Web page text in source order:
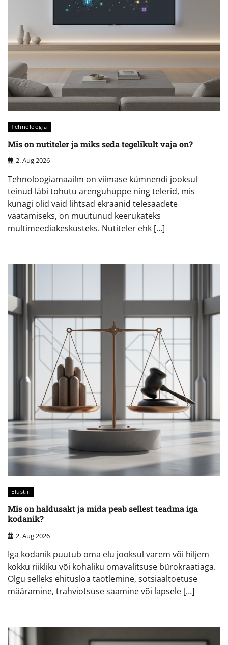
Tehnoloogia
Mis on nutiteler ja miks seda tegelikult vaja on?
2. Aug 2026
Tehnoloogiamaailm on viimase kümnendi jooksul
teinud läbi tohutu arenguhüppe ning telerid, mis
kunagi olid vaid lihtsad ekraanid telesaadete
vaatamiseks, on muutunud keerukateks
multimeediakeskusteks. Nutiteler ehk […]
Elustiil
Mis on haldusakt ja mida peab sellest teadma iga
kodanik?
2. Aug 2026
Iga kodanik puutub oma elu jooksul varem või hiljem
kokku riikliku või kohaliku omavalitsuse bürokraatiaga.
Olgu selleks ehitusloa taotlemine, sotsiaaltoetuse
määramine, trahviotsuse saamine või lapsele […]